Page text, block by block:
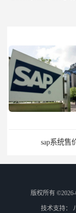
sap系统售
版权所有 ©2026-
技术支持：